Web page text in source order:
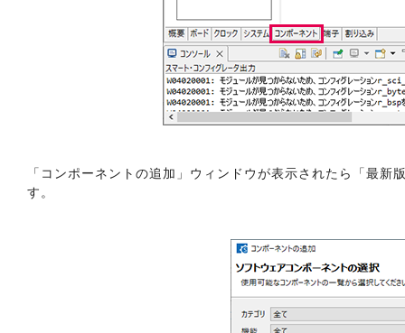
「コンポーネントの追加」ウィンドウが表示されたら「最
す。